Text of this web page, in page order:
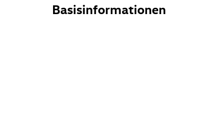
Basisinformationen